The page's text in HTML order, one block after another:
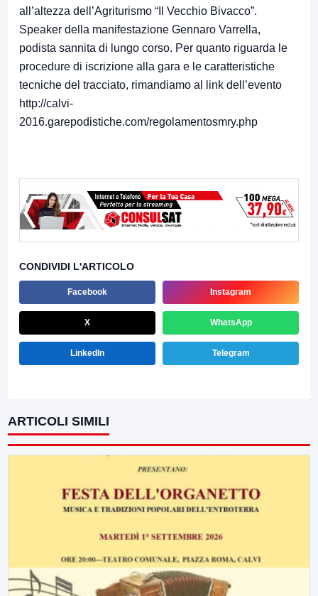
all’altezza dell’Agriturismo “Il Vecchio Bivacco”.
Speaker della manifestazione Gennaro Varrella,
podista sannita di lungo corso. Per quanto riguarda le
procedure di iscrizione alla gara e le caratteristiche
tecniche del tracciato, rimandiamo al link dell’evento
http://calvi-
2016.garepodistiche.com/regolamentosmry.php
CONDIVIDI L'ARTICOLO
Facebook Instagram
X WhatsApp
LinkedIn Telegram
ARTICOLI SIMILI